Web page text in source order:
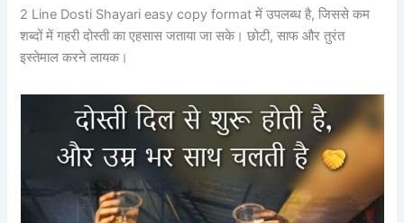
2 Line Dosti Shayari easy copy format में उपलब्ध है, जिससे कम
शब्दों में गहरी दोस्ती का एहसास जताया जा सके। छोटी, साफ और तुरंत
इस्तेमाल करने लायक।